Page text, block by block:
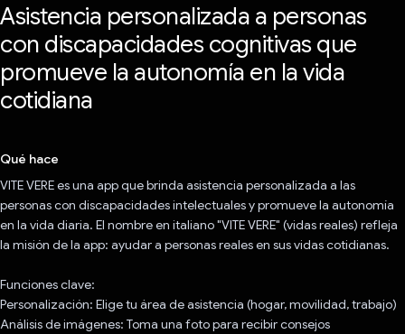
Asistencia personalizada a personas
con discapacidades cognitivas que
promueve la autonomía en la vida
cotidiana
Qué hace
VITE VERE es una app que brinda asistencia personalizada a las
personas con discapacidades intelectuales y promueve la autonomía
en la vida diaria. El nombre en italiano "VITE VERE" (vidas reales) refleja
la misión de la app: ayudar a personas reales en sus vidas cotidianas.
Funciones clave:
Personalización: Elige tu área de asistencia (hogar, movilidad, trabajo)
Análisis de imágenes: Toma una foto para recibir consejos